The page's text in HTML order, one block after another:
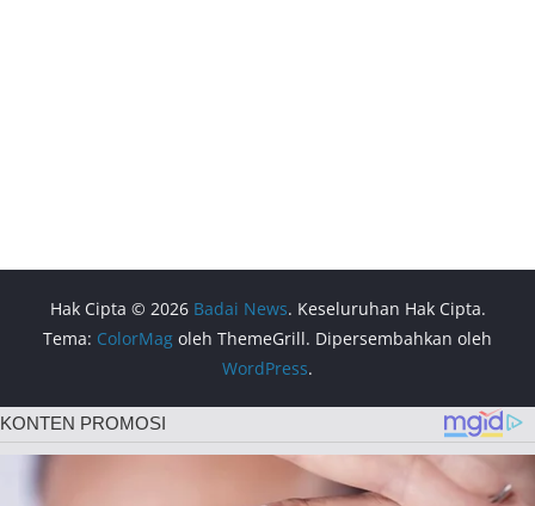
Hak Cipta © 2026 Badai News. Keseluruhan Hak Cipta.
Tema: ColorMag oleh ThemeGrill. Dipersembahkan oleh
WordPress.